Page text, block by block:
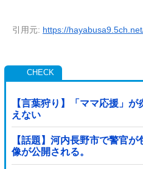
引用元: https://
【言葉狩り】「ママ応援」
えない
【話題】河内長野市で警官
像が公開される。